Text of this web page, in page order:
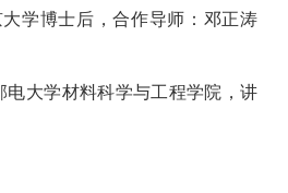
大学博士后，合作导师：邓正涛
电大学材料科学与工程学院，讲